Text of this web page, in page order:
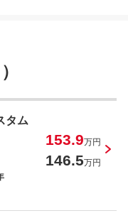
パッケージ
タム
153.9万円
146.5万円